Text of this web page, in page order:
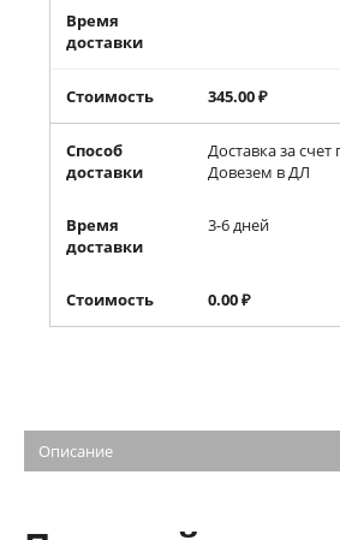
Время
доставки
Стоимость 345.00 ₽
Способ
доставки
Доставка за счет
Довезем в ДЛ
Время
доставки
3-6 дней
Стоимость 0.00 ₽
Описание